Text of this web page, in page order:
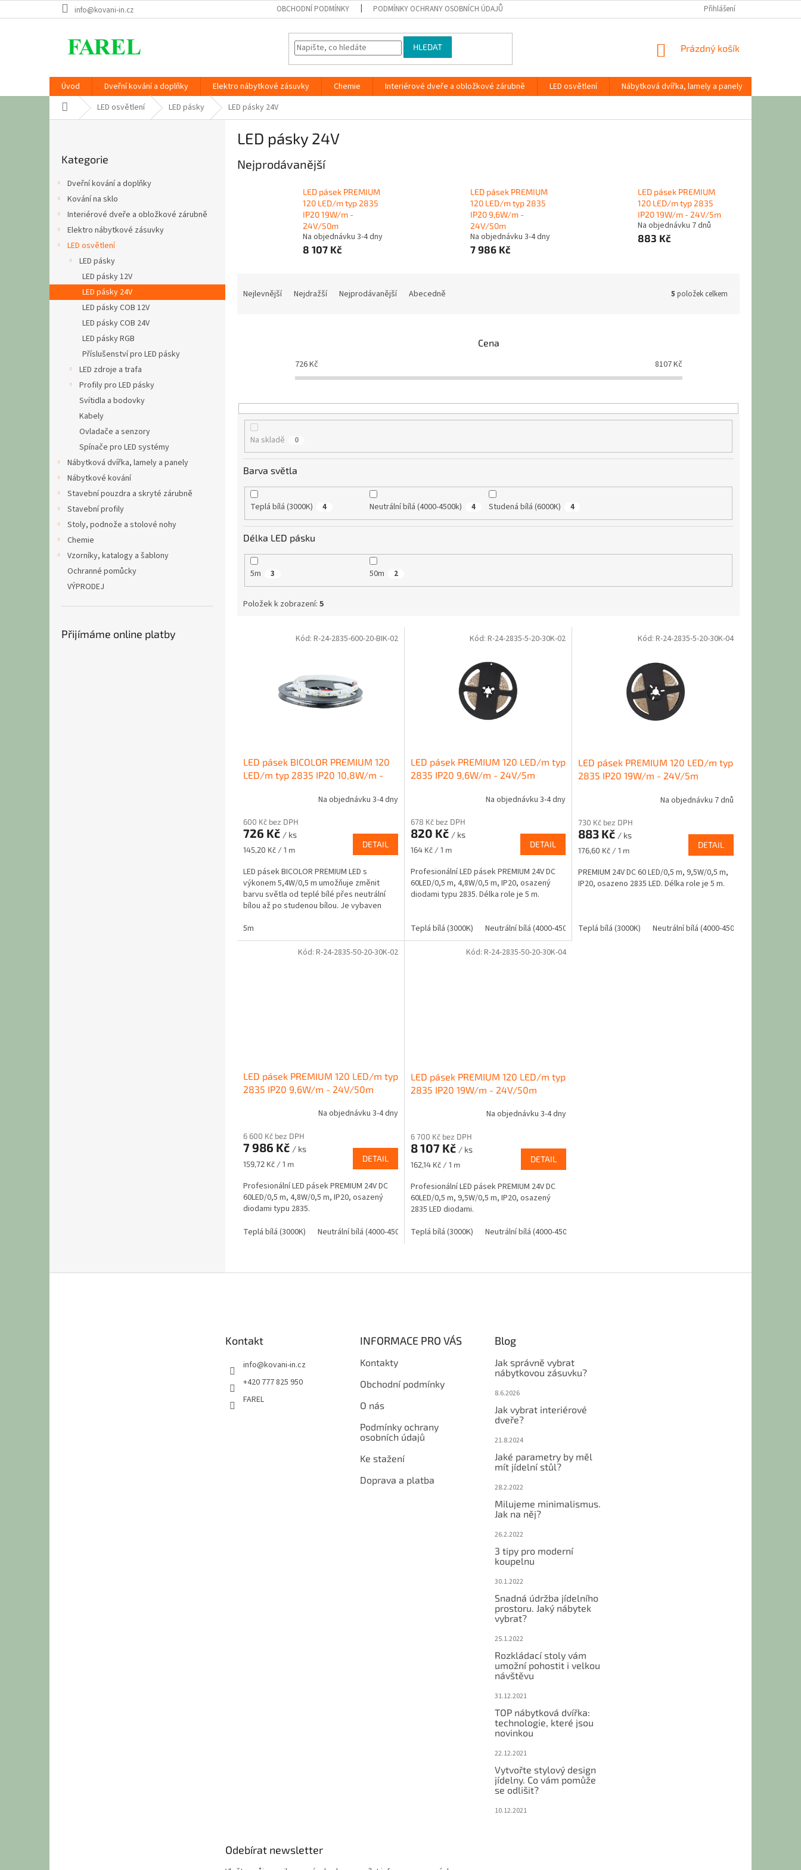
na
info@kovani-in.cz OBCHODNÍ PODMÍNKY PODMÍNKY OCHRANY OSOBNÍCH ÚDAJŮ Přihlášení
HLEDAT
NÁKUPNÍ
Prázdný košík
Úvod Dveřní kování a doplňky Elektro nábytkové zásuvky Chemie Interiérové dveře a obložkové zárubně LED osvětlení Nábytková dvířka, lamely a panely
Domů LED osvětlení LED pásky LED pásky 24V
e
l
kategorie
Kategorie
Dveřní kování a doplňky
Kování na sklo
Interiérové dveře a obložkové zárubně
Elektro nábytkové zásuvky
LED osvětlení
LED pásky
LED pásky 12V
LED pásky 24V
LED pásky COB 12V
LED pásky COB 24V
LED pásky RGB
Příslušenství pro LED pásky
LED zdroje a trafa
Profily pro LED pásky
Svítidla a bodovky
Kabely
Ovladače a senzory
Spínače pro LED systémy
Nábytková dvířka, lamely a panely
Nábytkové kování
Stavební pouzdra a skryté zárubně
Stavební profily
Stoly, podnože a stolové nohy
Chemie
Vzorníky, katalogy a šablony
Ochranné pomůcky
VÝPRODEJ
Přijímáme online platby
LED pásky 24V
Nejprodávanější
LED pásek PREMIUM
120 LED/m typ 2835
IP20 19W/m -
24V/50m
Na objednávku 3-4 dny
8 107 Kč
LED pásek PREMIUM
120 LED/m typ 2835
IP20 9,6W/m -
24V/50m
Na objednávku 3-4 dny
7 986 Kč
LED pásek PREMIUM
120 LED/m typ 2835
IP20 19W/m - 24V/5m
Na objednávku 7 dnů
883 Kč
u
Nejlevnější Nejdražší Nejprodávanější Abecedně 5 položek celkem
Cena
726Kč 8107Kč
Na skladě 0
Barva světla
Teplá bílá (3000K) 4 Neutrální bílá (4000-4500k) 4 Studená bílá (6000K) 4
Délka LED pásku
5m 3 50m 2
Položek k zobrazení: 5
LED pásek BICOLOR PREMIUM 120
LED/m typ 2835 IP20 10,8W/m -
Na objednávku 3-4 dny
600 Kč bez DPH
726 Kč / ks
Měrná
145,20 Kč / 1 m
DETAIL
LED pásek BICOLOR PREMIUM LED s
výkonem 5,4W/0,5 m umožňuje změnit
barvu světla od teplé bílé přes neutrální
bílou až po studenou bílou. Je vybaven
5m
Kód: R-24-2835-600-20-BIK-02
LED pásek PREMIUM 120 LED/m typ
2835 IP20 9,6W/m - 24V/5m
Na objednávku 3-4 dny
678 Kč bez DPH
820 Kč / ks
Měrná
164 Kč / 1 m
DETAIL
Profesionální LED pásek PREMIUM 24V DC
60LED/0,5 m, 4,8W/0,5 m, IP20, osazený
diodami typu 2835. Délka role je 5 m.
Teplá bílá (3000K) Neutrální bílá (4000-4500k) Studená bílá (6000K)
Kód: R-24-2835-5-20-30K-02
LED pásek PREMIUM 120 LED/m typ
2835 IP20 19W/m - 24V/5m
Na objednávku 7 dnů
730 Kč bez DPH
883 Kč / ks
Měrná
176,60 Kč / 1 m
DETAIL
PREMIUM 24V DC 60 LED/0,5 m, 9,5W/0,5 m,
IP20, osazeno 2835 LED. Délka role je 5 m.
Teplá bílá (3000K) Neutrální bílá (4000-4500k)
Kód: R-24-2835-5-20-30K-04
LED pásek PREMIUM 120 LED/m typ
2835 IP20 9,6W/m - 24V/50m
Na objednávku 3-4 dny
6 600 Kč bez DPH
7 986 Kč / ks
Měrná
159,72 Kč / 1 m
DETAIL
Profesionální LED pásek PREMIUM 24V DC
60LED/0,5 m, 4,8W/0,5 m, IP20, osazený
diodami typu 2835.
Teplá bílá (3000K)
Neutrální bílá (4000-4500k) Studená bílá (6000K)
Kód: R-24-2835-50-20-30K-02
LED pásek PREMIUM 120 LED/m typ
2835 IP20 19W/m - 24V/50m
Na objednávku 3-4 dny
6 700 Kč bez DPH
8 107 Kč / ks
Měrná
162,14 Kč / 1 m
DETAIL
Profesionální LED pásek PREMIUM 24V DC
60LED/0,5 m, 9,5W/0,5 m, IP20, osazený
2835 LED diodami.
Teplá bílá (3000K)
Neutrální bílá (4000-4500k)
Kód: R-24-2835-50-20-30K-04
v
Kontakt
info@kovani-in.cz
+420 777 825 950
FAREL
INFORMACE PRO VÁS
Kontakty
Obchodní podmínky
O nás
Podmínky ochrany
osobních údajů
Ke stažení
Doprava a platba
Blog
Jak správně vybrat
nábytkovou zásuvku?
8.6.2026
Jak vybrat interiérové
dveře?
21.8.2024
Jaké parametry by měl
mít jídelní stůl?
28.2.2022
Milujeme minimalismus.
Jak na něj?
26.2.2022
3 tipy pro moderní
koupelnu
30.1.2022
Snadná údržba jídelního
prostoru. Jaký nábytek
vybrat?
25.1.2022
Rozkládací stoly vám
umožní pohostit i velkou
návštěvu
31.12.2021
TOP nábytková dvířka:
technologie, které jsou
novinkou
22.12.2021
Vytvořte stylový design
jídelny. Co vám pomůže
se odlišit?
10.12.2021
Odebírat newsletter